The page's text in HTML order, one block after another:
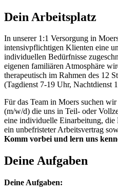
Dein Arbeitsplatz
In unserer 1:1 Versorgung in
intensivpflichtigen Klienten eine
individuellen Bedürfnisse
eigenen familiären Atmosphäre
therapeutisch im Rahmen des 12
(Tagdienst 7-19 Uhr, Nachtdienst
Für das Team in Moers suchen
(m/w/d) die uns in Teil- oder
eine individuelle Einarbeitung,
ein unbefristeter Arbeitsvertrag
Komm vorbei und lern uns
Deine Aufgaben
Deine Aufgaben: